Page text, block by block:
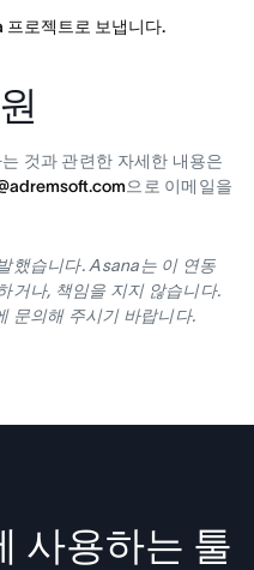
로젝트로 보냅니다.
것과 관련한 자세한 내용은
으로 이메일을
했습니다. Asana는 이 연동
거나, 책임을 지지 않습니다.
문의해 주시기 바랍니다.
사용하는 툴